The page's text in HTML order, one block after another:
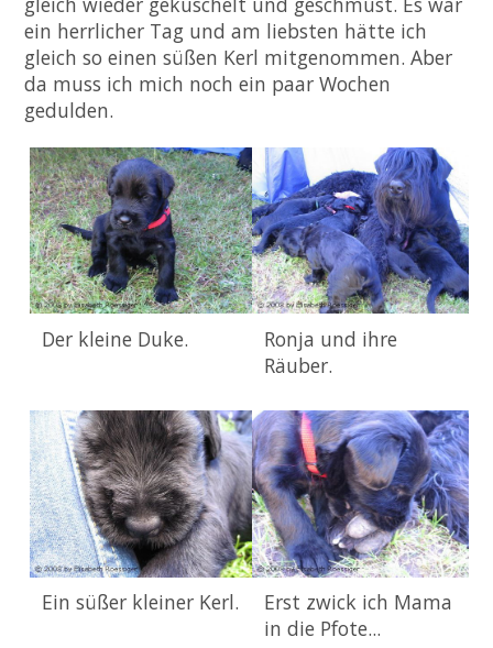
ein herrlicher Tag und am liebsten hätte ich
gleich so einen süßen Kerl mitgenommen. Aber
da muss ich mich noch ein paar Wochen
gedulden.
Der kleine Duke.
Ronja und ihre
Räuber.
Ein süßer kleiner Kerl.
Erst zwick ich Mama
in die Pfote...